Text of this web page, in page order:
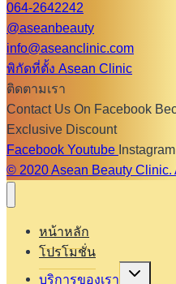
064-2642242
@aseanbeauty
info@aseanclinic.com
พิกัดที่ตั้ง Asean Clinic
ติดตามเรา
Contact Us On Facebook
Exclusive Discount
Facebook Youtube Instagram
© 2020 Asean Beauty Clinic.
หน้าหลัก
โปรโมชั่น
บริการของเรา
Expand